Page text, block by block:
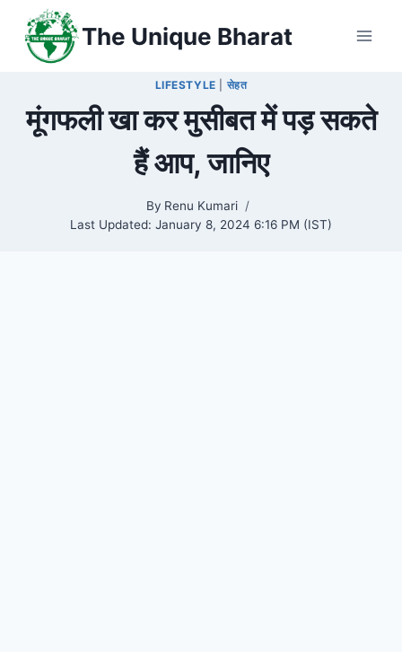
content
The Unique Bharat
LIFESTYLE सेहत
मूंगफली खा कर मुसीबत में पड़ सकते
हैं आप, जानिए
By Renu Kumari
Last Updated: January 8, 2024 6:16 PM (IST)